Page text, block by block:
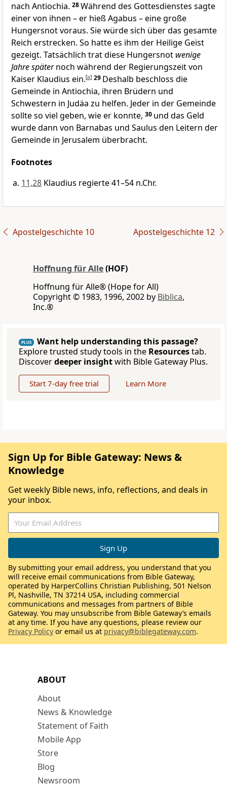
nach Antiochia. 28Während des Gottesdienstes sagte
einer von ihnen – er hieß Agabus – eine große
Hungersnot voraus. Sie würde sich über das gesamte
Reich erstrecken. So hatte es ihm der Heilige Geist
gezeigt. Tatsächlich trat diese Hungersnot wenige
Jahre späternoch während der Regierungszeit von
Kaiser Klaudius ein.[a] 29 Deshalb beschloss die
Gemeinde in Antiochia, ihren Brüdern und
Schwestern in Judäa zu helfen. Jeder in der Gemeinde
sollte so viel geben, wie er konnte, 30 und das Geld
wurde dann von Barnabas und Saulus den Leitern der
Gemeinde in Jerusalem überbracht.
Footnotes
11,28 Klaudius regierte 41–54 n.Chr.
Apostelgeschichte 10 Apostelgeschichte 12
Hoffnung für Alle(HOF)
Hoffnung für Alle® (Hope for All)
Copyright © 1983, 1996, 2002 by Biblica,
Inc.®
PLUS
Want help understanding this passage?
Explore trusted study tools in the Resourcestab.
Discoverdeeper insightwith Bible Gateway Plus.
Start 7-day free trial Learn More
ABOUT
About
News & Knowledge
Statement of Faith
Mobile App
Store
Blog
Newsroom
Sign Up for Bible Gateway: News &
Knowledge
Get weekly Bible news, info, reflections, and deals in
your inbox.
By submitting your email address, you understand that you
will receive email communications from Bible Gateway,
operated by HarperCollins Christian Publishing, 501 Nelson
Pl, Nashville, TN 37214 USA, including commercial
communications and messages from partners of Bible
Gateway. You may unsubscribe from Bible Gateway’s emails
at any time. If you have any questions, please review our
Privacy Policy or email us at privacy@biblegateway.com.